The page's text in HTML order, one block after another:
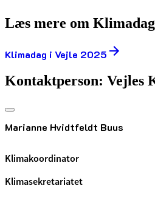
Læs mere om
Klimadag i Vejle 2025
Kontaktperson: Vejles
Marianne Hvidtfeldt Buus
Klimakoordinator
Klimasekretariatet